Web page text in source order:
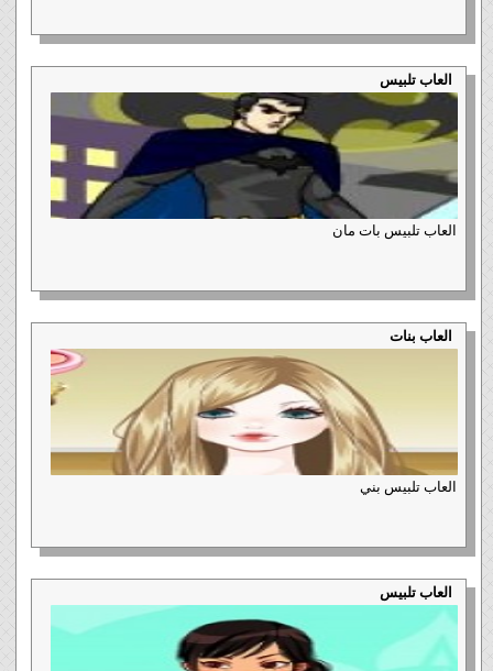
العاب تلبيس
العاب تلبيس بات مان
العاب بنات
العاب تلبيس بني
العاب تلبيس